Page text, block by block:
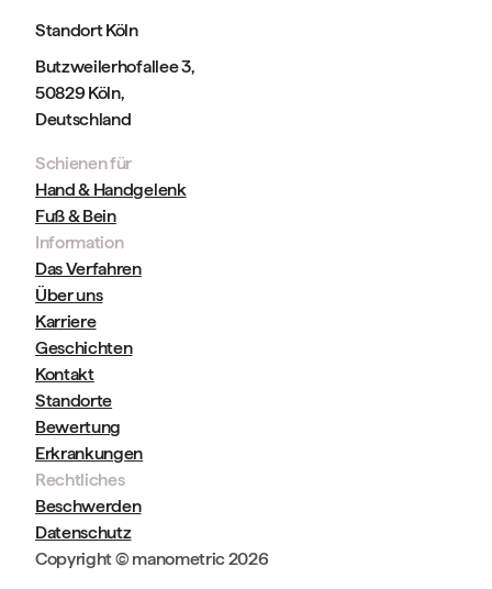
Standort Köln
Butzweilerhofallee 3,
50829 Köln,
Deutschland
Schienen für
Hand & Handgelenk
Fuß & Bein
Information
Das Verfahren
Über uns
Karriere
Geschichten
Kontakt
Standorte
Bewertung
Erkrankungen
Rechtliches
Beschwerden
Datenschutz
Copyright © manometric 2026